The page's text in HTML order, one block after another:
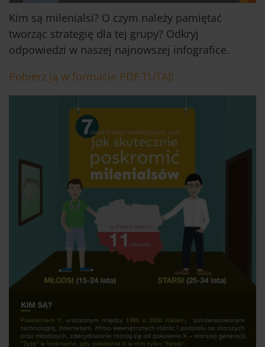
Kim są milenialsi? O czym należy pamiętać
tworząc strategię dla tej grupy? Odkryj
odpowiedzi w naszej najnowszej infografice.
Pobierz ją w formacie PDF TUTAJ!